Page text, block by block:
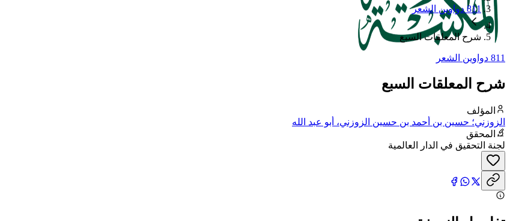
811 دواوين الشعر
شرح المعلقات السبع
811 دواوين الشعر
شرح المعلقات السبع
المؤلف
الزوزني؛ حسين بن أحمد بن حسين الزوزني، أبو عبد الله
المحقق
لجنة التحقيق في الدار العالمية